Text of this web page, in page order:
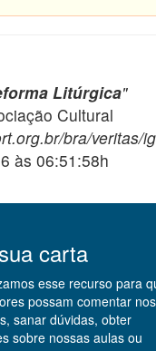
Litúrgica"
Cultural
bra/veritas/
às 06:51:58h
carta
esse recurso para
possam comentar
sanar dúvidas, obter
sobre nossas aulas ou